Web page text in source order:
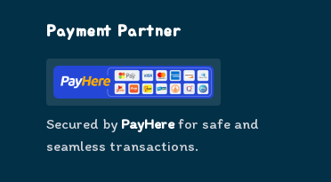
Payment Partner
Secured by PayHerefor safe and
seamless transactions.